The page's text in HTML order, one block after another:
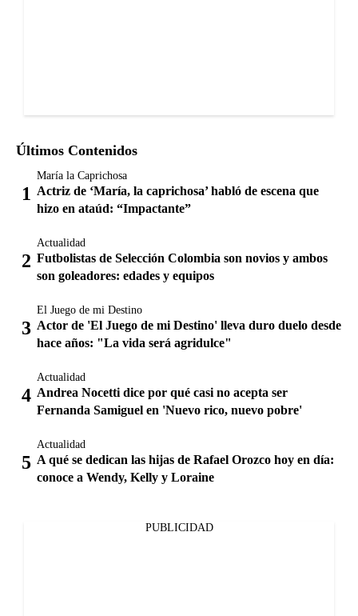
Últimos Contenidos
María la Caprichosa
Actriz de ‘María, la caprichosa’ habló de escena que
hizo en ataúd: “Impactante”
Actualidad
Futbolistas de Selección Colombia son novios y ambos
son goleadores: edades y equipos
El Juego de mi Destino
Actor de 'El Juego de mi Destino' lleva duro duelo desde
hace años: "La vida será agridulce"
Actualidad
Andrea Nocetti dice por qué casi no acepta ser
Fernanda Samiguel en 'Nuevo rico, nuevo pobre'
Actualidad
A qué se dedican las hijas de Rafael Orozco hoy en día:
conoce a Wendy, Kelly y Loraine
PUBLICIDAD